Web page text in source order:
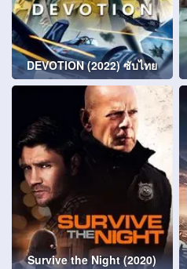
DEVOTION (2022) ซับไทย
Survive the Night (2020)